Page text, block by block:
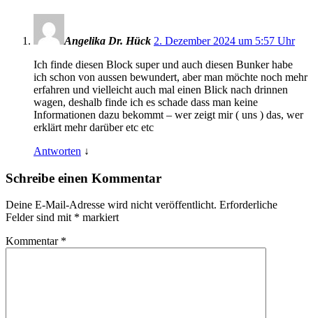
Angelika Dr. Hück 2. Dezember 2024 um 5:57 Uhr
Ich finde diesen Block super und auch diesen Bunker habe
ich schon von aussen bewundert, aber man möchte noch mehr
erfahren und vielleicht auch mal einen Blick nach drinnen
wagen, deshalb finde ich es schade dass man keine
Informationen dazu bekommt – wer zeigt mir ( uns ) das, wer
erklärt mehr darüber etc etc
Antworten ↓
Schreibe einen Kommentar
Deine E-Mail-Adresse wird nicht veröffentlicht. Erforderliche
Felder sind mit * markiert
Kommentar *